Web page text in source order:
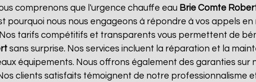
comprenons que l'urgence chauffe eau Brie Comte
pourquoi nous nous engageons à répondre à vos appels
Nos tarifs compétitifs et transparents vous permettent de
sans surprise. Nos services incluent la réparation et la
équipements. Nous offrons également des garanties
clients satisfaits témoignent de notre professionnalisme